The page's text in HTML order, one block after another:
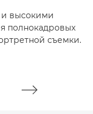
и высокими
полнокадровых
съемки.